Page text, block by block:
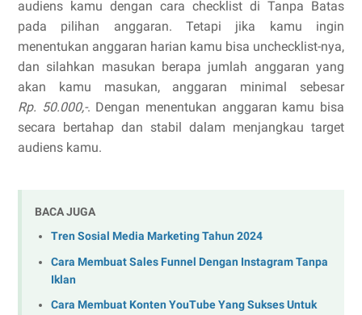
audiens kamu dengan cara checklist di Tanpa Batas
pada pilihan anggaran. Tetapi jika kamu ingin
menentukan anggaran harian kamu bisa unchecklist-nya,
dan silahkan masukan berapa jumlah anggaran yang
akan kamu masukan, anggaran minimal sebesar
Rp. 50.000,-. Dengan menentukan anggaran kamu bisa
secara bertahap dan stabil dalam menjangkau target
audiens kamu.
BACA JUGA
Tren Sosial Media Marketing Tahun 2024
Cara Membuat Sales Funnel Dengan Instagram Tanpa
Iklan
Cara Membuat Konten YouTube Yang Sukses Untuk